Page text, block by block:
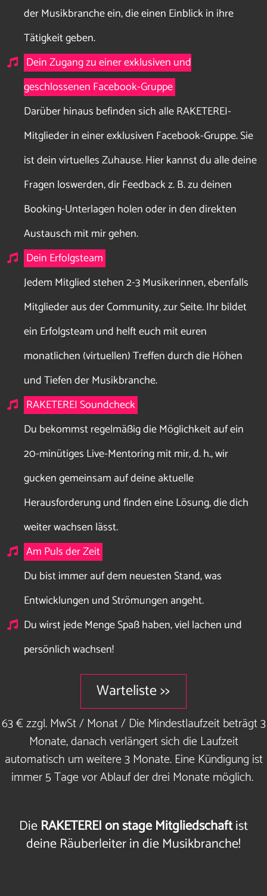
der Musikbranche ein, die einen Einblick in ihre
Tätigkeit geben.
Dein Zugang zu einer exklusiven und
geschlossenen Facebook-Gruppe
Darüber hinaus befinden sich alle RAKETEREI-
Mitglieder in einer exklusiven Facebook-Gruppe. Sie
ist dein virtuelles Zuhause. Hier kannst du alle deine
Fragen loswerden, dir Feedback z. B. zu deinen
Booking-Unterlagen holen oder in den direkten
Austausch mit mir gehen.
Dein Erfolgsteam
Jedem Mitglied stehen 2-3 Musikerinnen, ebenfalls
Mitglieder aus der Community, zur Seite. Ihr bildet
ein Erfolgsteam und helft euch mit euren
monatlichen (virtuellen) Treffen durch die Höhen
und Tiefen der Musikbranche.
RAKETEREI Soundcheck
Du bekommst regelmäßig die Möglichkeit auf ein
20-minütiges Live-Mentoring mit mir, d. h., wir
gucken gemeinsam auf deine aktuelle
Herausforderung und finden eine Lösung, die dich
weiter wachsen lässt.
Am Puls der Zeit
Du bist immer auf dem neuesten Stand, was
Entwicklungen und Strömungen angeht.
Du wirst jede Menge Spaß haben, viel lachen und
persönlich wachsen!
Warteliste >>
63 € zzgl. MwSt / Monat / Die Mindestlaufzeit beträgt 3
Monate, danach verlängert sich die Laufzeit
automatisch um weitere 3 Monate. Eine Kündigung ist
immer 5 Tage vor Ablauf der drei Monate möglich.
DieRAKETEREI on stage Mitgliedschaftist
deine Räuberleiter in die Musikbranche!